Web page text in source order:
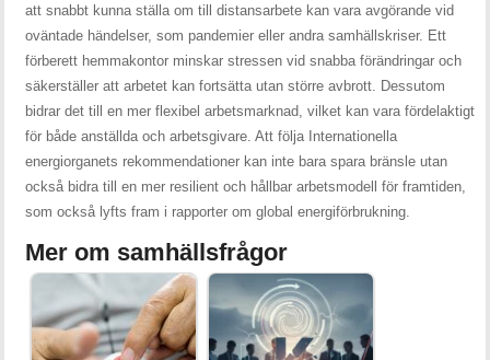
att snabbt kunna ställa om till distansarbete kan vara avgörande vid
oväntade händelser, som pandemier eller andra samhällskriser. Ett
förberett hemmakontor minskar stressen vid snabba förändringar och
säkerställer att arbetet kan fortsätta utan större avbrott. Dessutom
bidrar det till en mer flexibel arbetsmarknad, vilket kan vara fördelaktigt
för både anställda och arbetsgivare. Att följa Internationella
energiorganets rekommendationer kan inte bara spara bränsle utan
också bidra till en mer resilient och hållbar arbetsmodell för framtiden,
som också lyfts fram i rapporter om global energiförbrukning.
Mer om samhällsfrågor